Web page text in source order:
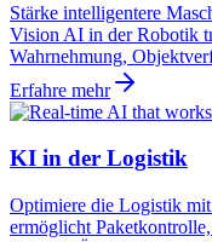
Stärke intelligentere
Vision AI in der Robotik
Wahrnehmung,
Erfahre mehr
KI in der Logistik
Optimiere die Logistik
ermöglicht